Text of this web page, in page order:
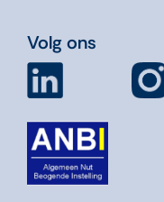
Volg ons